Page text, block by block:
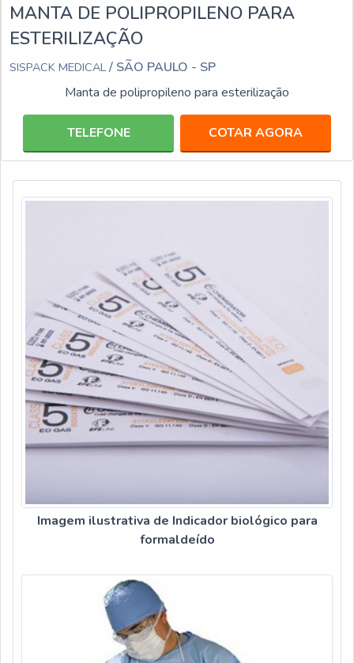
MANTA DE POLIPROPILENO PARA
ESTERILIZAÇÃO
SISPACK MEDICAL / SÃO PAULO - SP
Manta de polipropileno para esterilização
TELEFONE COTAR AGORA
Imagem ilustrativa de Indicador biológico para
formaldeído